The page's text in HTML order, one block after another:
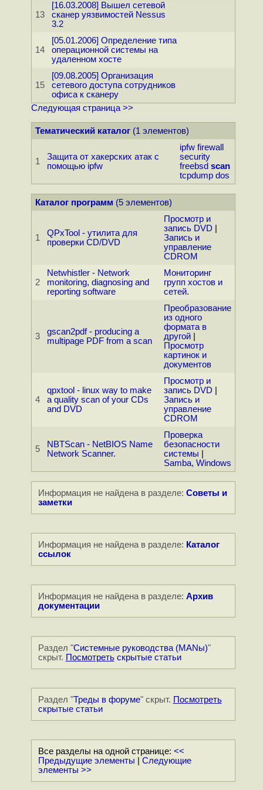
13
[16.03.2008] Вышел сетевой
сканер уязвимостей Nessus
3.2
14
[05.01.2006] Определение типа
операционной системы на
удаленном хосте
15
[09.08.2005] Организация
сетевого доступа сотрудников
офиса к сканеру
Следующая страница >>
Тематический каталог(1 элементов)
1
Защита от хакерских атак с
помощью ipfw
ipfw firewall
security
freebsd scan
tcpdump dos
Каталог программ (5 элементов)
1
QPxTool - утилита для
проверки CD/DVD
Просмотр и
запись DVD
Запись и
управление
CDROM
2
Netwhistler - Network
monitoring, diagnosing and
reporting software
Мониторинг
групп хостов и
сетей.
3
gscan2pdf - producing a
multipage PDF from a scan
Преобразование
из одного
формата в
другой|
Просмотр
картинок и
документов
4
qpxtool - linux way to make
a quality scan of your CDs
and DVD
Просмотр и
запись DVD
Запись и
управление
CDROM
5
NBTScan - NetBIOS Name
Network Scanner.
Проверка
безопасности
системы
Samba, Windows
Информация не найдена в разделе: Советы и
заметки
Информация не найдена в разделе: Каталог
ссылок
Информация не найдена в разделе: Архив
документации
Раздел "Системные руководства (MANы)"
скрыт. Посмотретьскрытые статьи
Раздел "Треды в форуме" скрыт. Посмотреть
скрытые статьи
Все разделы на одной странице: <<
Предыдущие элементы
Следующие
элементы >>